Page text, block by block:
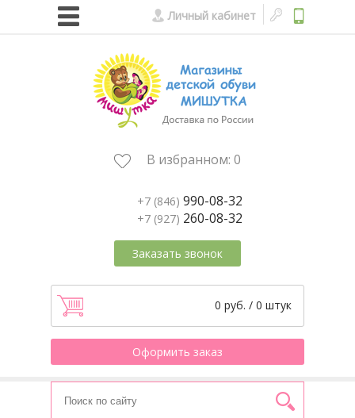
Личный кабинет
В избранном: 0
+7 (846) 990-08-32
+7 (927) 260-08-32
Заказать звонок
0 руб. / 0 штук
Оформить заказ